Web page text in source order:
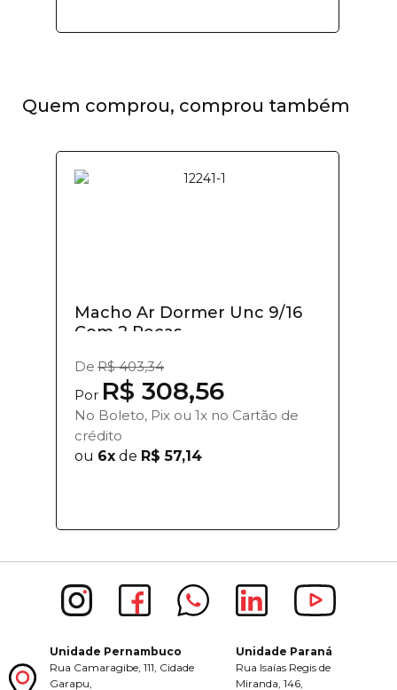
Quem comprou, comprou também
Macho Ar Dormer Unc 9/16
Com 2 Pecas
De R$ 403,34
Por R$ 308,56
No Boleto, Pix ou 1x no Cartão de
crédito
ou 6x de R$ 57,14
Unidade Pernambuco
Rua Camaragibe, 111, Cidade
Garapu,
Unidade Paraná
Rua Isaías Regis de
Miranda, 146,